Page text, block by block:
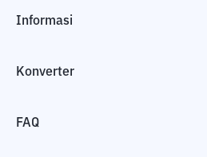
Informasi
Konverter
FAQ